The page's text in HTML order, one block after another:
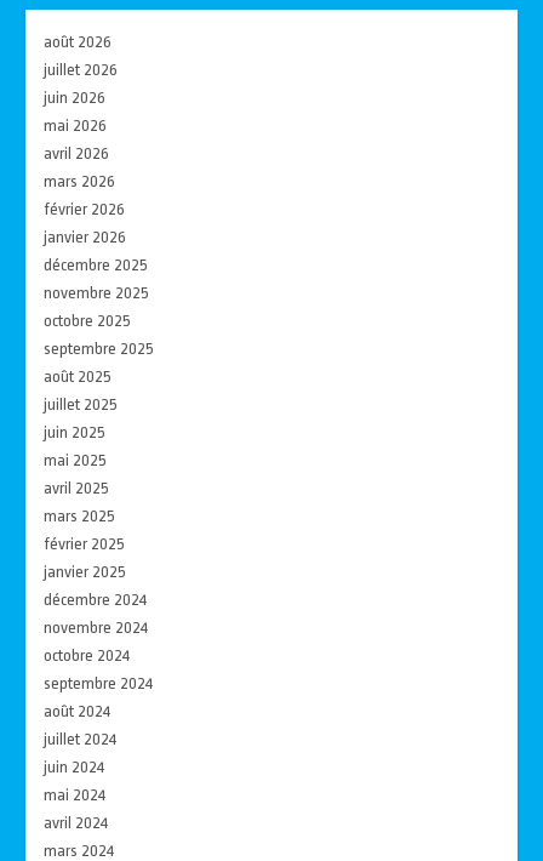
août 2026
juillet 2026
juin 2026
mai 2026
avril 2026
mars 2026
février 2026
janvier 2026
décembre 2025
novembre 2025
octobre 2025
septembre 2025
août 2025
juillet 2025
juin 2025
mai 2025
avril 2025
mars 2025
février 2025
janvier 2025
décembre 2024
novembre 2024
octobre 2024
septembre 2024
août 2024
juillet 2024
juin 2024
mai 2024
avril 2024
mars 2024